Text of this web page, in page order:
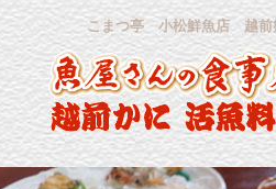
こまつ亭 小松鮮魚店 越